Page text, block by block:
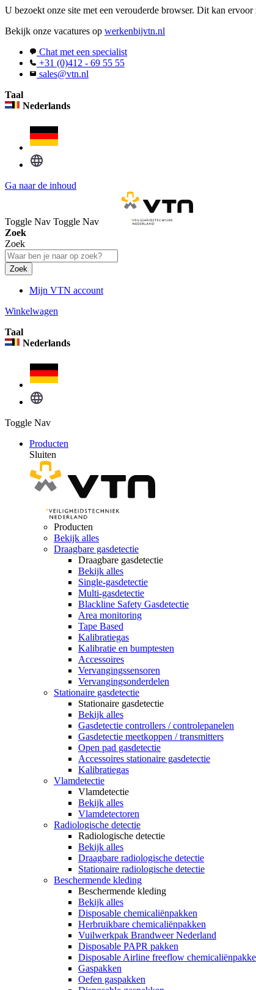
U bezoekt onze site met een verouderde browser. Dit kan
Bekijk onze vacatures op werkenbijvtn.nl
Chat met een specialist
+31 (0)412 - 69 55 55
sales@vtn.nl
Taal
Nederlands
Ga naar de inhoud
Toggle Nav Toggle Nav
Zoek
Zoek
Zoek
Mijn VTN account
Winkelwagen
Taal
Nederlands
Toggle Nav
Producten
Sluiten
Producten
Bekijk alles
Draagbare gasdetectie
Draagbare gasdetectie
Bekijk alles
Single-gasdetectie
Multi-gasdetectie
Blackline Safety Gasdetectie
Area monitoring
Tape Based
Kalibratiegas
Kalibratie en bumptesten
Accessoires
Vervangingssensoren
Vervangingsonderdelen
Stationaire gasdetectie
Stationaire gasdetectie
Bekijk alles
Gasdetectie controllers / controlepanelen
Gasdetectie meetkoppen / transmitters
Open pad gasdetectie
Accessoires stationaire gasdetectie
Kalibratiegas
Vlamdetectie
Vlamdetectie
Bekijk alles
Vlamdetectoren
Radiologische detectie
Radiologische detectie
Bekijk alles
Draagbare radiologische detectie
Stationaire radiologische detectie
Beschermende kleding
Beschermende kleding
Bekijk alles
Disposable chemicaliënpakken
Herbruikbare chemicaliënpakken
Vuilwerkpak Brandweer Nederland
Disposable PAPR pakken
Disposable Airline freeflow
Gaspakken
Oefen gaspakken